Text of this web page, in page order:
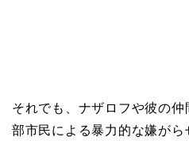
それでも、ナザロフや彼の
部市民による暴力的な嫌が